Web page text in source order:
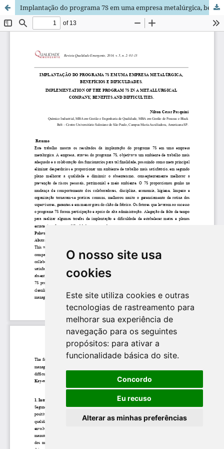
O nosso site usa
cookies
Este site utiliza cookies e outras
tecnologias de rastreamento para
melhorar sua experiência de
navegação para os seguintes
propósitos: para ativar a
funcionalidade básica do site.
Concordo
Eu recuso
Alterar as minhas preferências
Implantação do programa 7S em uma empresa metalúrgica, benefícios e dificuldades